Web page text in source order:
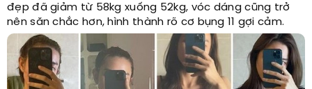
đẹp đã giảm từ 58kg xuống 52kg, vóc dáng cũng trở
nên săn chắc hơn, hình thành rõ cơ bụng 11 gợi cảm.